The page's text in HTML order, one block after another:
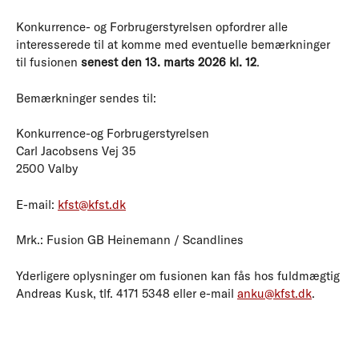
Konkurrence- og Forbrugerstyrelsen opfordrer alle
interesserede til at komme med eventuelle bemærkninger
til fusionen senest den 13. marts 2026 kl. 12.
Bemærkninger sendes til:
Konkurrence-og Forbrugerstyrelsen
Carl Jacobsens Vej 35
2500 Valby
E-mail: kfst@kfst.dk
Mrk.: Fusion GB Heinemann / Scandlines
Yderligere oplysninger om fusionen kan fås hos fuldmægtig
Andreas Kusk, tlf. 4171 5348 eller e-mail anku@kfst.dk.